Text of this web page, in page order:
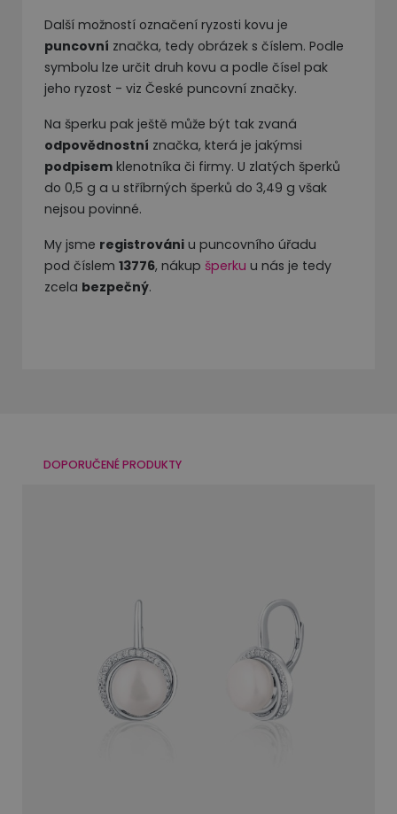
Další možností označení ryzosti kovu je
puncovní značka, tedy obrázek s číslem. Podle
symbolu lze určit druh kovu a podle čísel pak
jeho ryzost - viz České puncovní značky.
Na šperku pak ještě může být tak zvaná
odpovědnostní značka, která je jakýmsi
podpisem klenotníka či firmy. U zlatých šperků
do 0,5 g a u stříbrných šperků do 3,49 g však
nejsou povinné.
My jsme registrováni u puncovního úřadu
pod číslem 13776, nákup šperku u nás je tedy
zcela bezpečný.
DOPORUČENÉ PRODUKTY